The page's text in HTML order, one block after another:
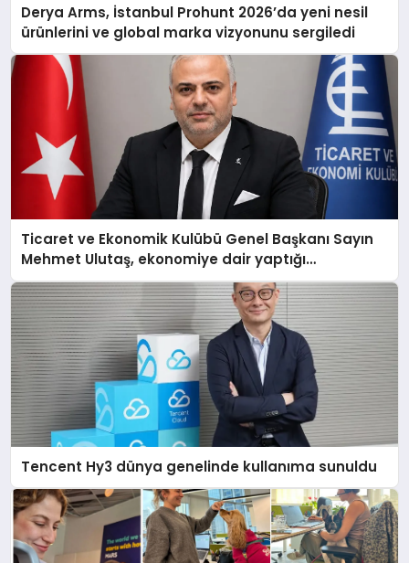
Derya Arms, İstanbul Prohunt 2026’da yeni nesil
ürünlerini ve global marka vizyonunu sergiledi
Ticaret ve Ekonomik Kulübü Genel Başkanı Sayın
Mehmet Ulutaş, ekonomiye dair yaptığı
açıklamada şunları kaydetti:
Tencent Hy3 dünya genelinde kullanıma sunuldu